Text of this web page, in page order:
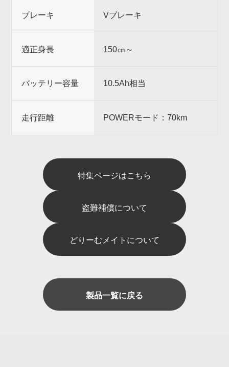
ブレーキ Vブレーキ
適正身長 150㎝～
バッテリー容量 10.5Ah相当
走行距離 POWERモード：70km
特集ページはこちら
盗難補償について
どりーむメイトについて
製品一覧に戻る